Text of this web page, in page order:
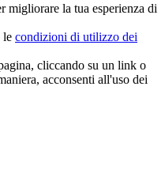
migliorare la tua esperienza di
le condizioni di utilizzo dei
cliccando su un link o
acconsenti all'uso dei